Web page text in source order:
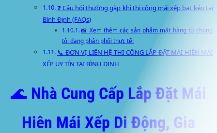
❓ Câu hỏi thường gặp khi thi công mái xếp bạt kéo tại
Bình Định (FAQs)
📸 Xem thêm các sản phẩm mặt hàng từ chúng
tôi đang phân phối thực tế:
📞 ĐƠN VỊ LIÊN HỆ THI CÔNG LẮP ĐẶT MÁI HIÊN MÁI
XẾP UY TÍN TẠI BÌNH ĐỊNH
🌊 Nhà Cung Cấp Lắp Đặt Mái
Hiên Mái Xếp Di Động, Gia